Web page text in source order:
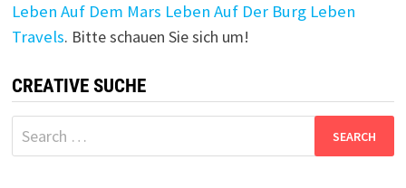
Leben Auf Dem Mars Leben Auf Der Burg Leben
Travels. Bitte schauen Sie sich um!
CREATIVE SUCHE
Search
for: